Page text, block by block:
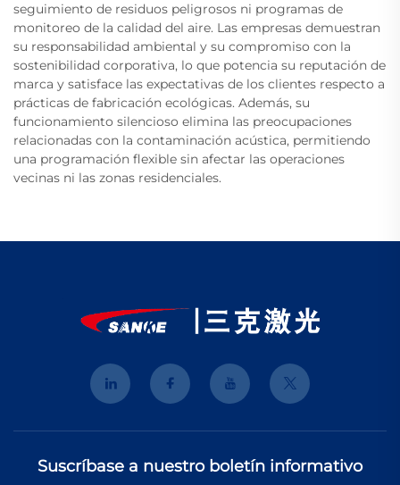
seguimiento de residuos peligrosos ni programas de
monitoreo de la calidad del aire. Las empresas demuestran
su responsabilidad ambiental y su compromiso con la
sostenibilidad corporativa, lo que potencia su reputación de
marca y satisface las expectativas de los clientes respecto a
prácticas de fabricación ecológicas. Además, su
funcionamiento silencioso elimina las preocupaciones
relacionadas con la contaminación acústica, permitiendo
una programación flexible sin afectar las operaciones
vecinas ni las zonas residenciales.
Suscríbase a nuestro boletín informativo